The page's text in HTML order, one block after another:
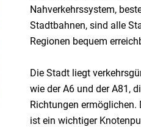
Nahverkehrssystem,
Stadtbahnen, sind alle
Regionen bequem
Die Stadt liegt
wie der A6 und der A81,
Richtungen
ist ein wichtiger